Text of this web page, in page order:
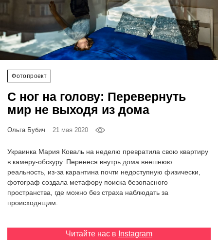
Фотопроект
С ног на голову: Перевернуть
мир не выходя из дома
Ольга Бубич 21 мая 2020
Украинка Мария Коваль на неделю превратила свою квартиру
в камеру-обскуру. Перенеся внутрь дома внешнюю
реальность, из-за карантина почти недоступную физически,
фотограф создала метафору поиска безопасного
пространства, где можно без страха наблюдать за
происходящим.
Читайте нас в Instagram